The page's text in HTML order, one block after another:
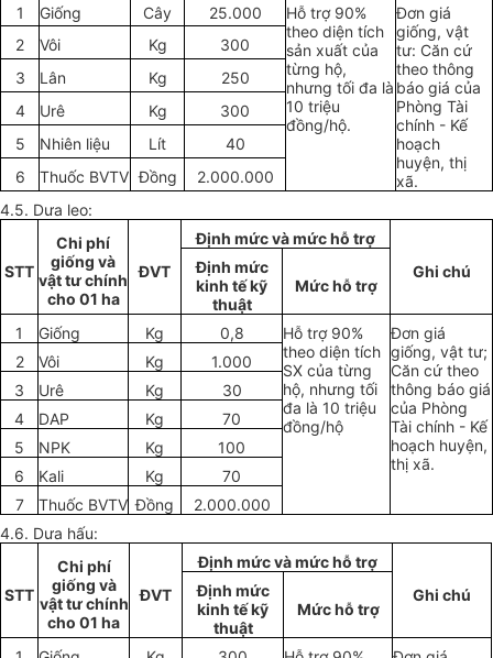
1 Giống Cây 25.000
Hỗ trợ 90%
theo diện tích
sản xuất của
từng hộ,
nhưng tối đa là
10 triệu
đồng/hộ.
Đơn giá
giống, vật
tư: Căn cứ
theo thông
báo giá của
Phòng Tài
chính - Kế
hoạch
huyện, thị
xã.
2 Vôi Kg
300
3
Lân Kg
250
4
Urê Kg
300
5
Nhiên liệu Lít
40
6
Thuốc BVTV Đồng
2.000.000
4.5. Dưa leo:
STT
Chi phí
giống và
vật tư chính
cho 01 ha
ĐVT
Định mức và mức hỗ trợ
Ghi chú
Định mức
kinh tế kỹ
thuật
Mức hỗ trợ
1 Giống Kg 0,8
Hỗ trợ 90%
theo diện tích
SX của từng
hộ, nhưng tối
đa là 10 triệu
đồng/hộ
Đơn giá
giống, vật tư;
Căn cứ theo
thông báo giá
của Phòng
Tài chính - Kế
hoạch huyện,
thị xã.
2 Vôi Kg
1.000
3
Urê Kg
30
4
DAP Kg
70
5
NPK Kg
100
6
Kali Kg
70
7
Thuốc BVTV Đồng
2.000.000
4.6. Dưa hấu:
STT
Chi phí
giống và
vật tư chính
cho 01 ha
ĐVT
Định mức và mức hỗ trợ
Ghi chú
Định mức
kinh tế kỹ
thuật
Mức hỗ trợ